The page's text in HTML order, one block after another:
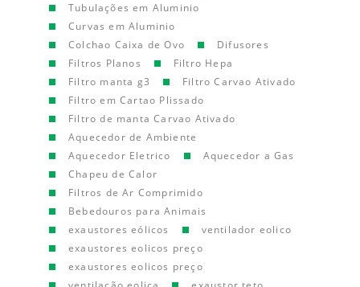
Tubulações em Aluminio
Curvas em Aluminio
Colchao Caixa de Ovo
Difusores
Filtros Planos
Filtro Hepa
Filtro manta g3
Filtro Carvao Ativado
Filtro em Cartao Plissado
Filtro de manta Carvao Ativado
Aquecedor de Ambiente
Aquecedor Eletrico
Aquecedor a Gas
Chapeu de Calor
Filtros de Ar Comprimido
Bebedouros para Animais
exaustores eólicos
ventilador eolico
exaustores eolicos preço
exaustores eolicos preço